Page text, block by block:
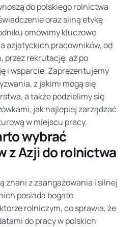
do polskiego rolnictwa
oraz silną etykę
omówimy kluczowe
azjatyckich pracowników, od
przez rekrutację, aż po
i wsparcie. Zaprezentujemy
z jakimi mogą się
a także podzielimy się
jak najlepiej zarządzać
w miejscu pracy.
wybrać
z Azji do rolnictwa
znani z zaangażowania i silnej
posiada bogate
rolniczym, co sprawia, że
do pracy w polskich